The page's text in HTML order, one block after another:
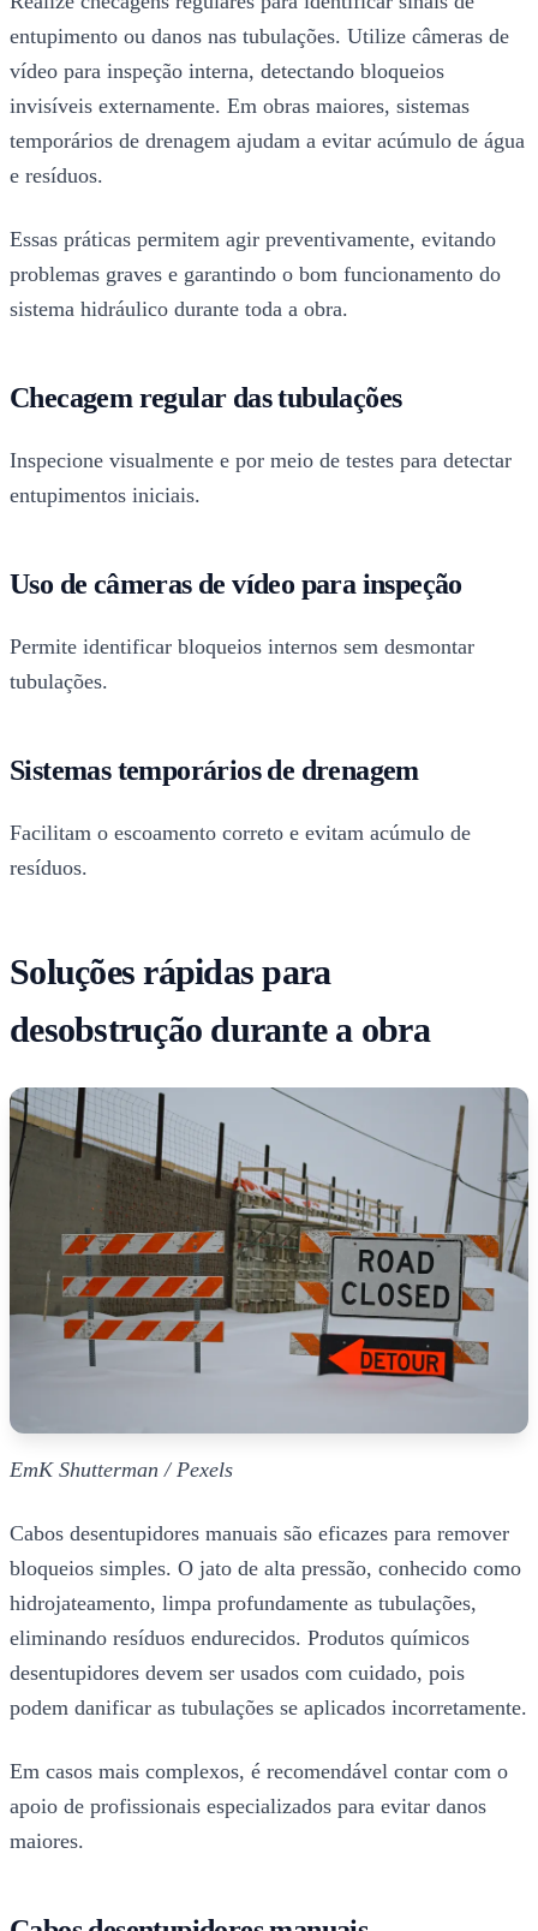
entupimento ou danos nas tubulações. Utilize câmeras de
vídeo para inspeção interna, detectando bloqueios
invisíveis externamente. Em obras maiores, sistemas
temporários de drenagem ajudam a evitar acúmulo de água
e resíduos.
Essas práticas permitem agir preventivamente, evitando
problemas graves e garantindo o bom funcionamento do
sistema hidráulico durante toda a obra.
Checagem regular das tubulações
Inspecione visualmente e por meio de testes para detectar
entupimentos iniciais.
Uso de câmeras de vídeo para inspeção
Permite identificar bloqueios internos sem desmontar
tubulações.
Sistemas temporários de drenagem
Facilitam o escoamento correto e evitam acúmulo de
resíduos.
Soluções rápidas para
desobstrução durante a obra
EmK Shutterman / Pexels
Cabos desentupidores manuais são eficazes para remover
bloqueios simples. O jato de alta pressão, conhecido como
hidrojateamento, limpa profundamente as tubulações,
eliminando resíduos endurecidos. Produtos químicos
desentupidores devem ser usados com cuidado, pois
podem danificar as tubulações se aplicados incorretamente.
Em casos mais complexos, é recomendável contar com o
apoio de profissionais especializados para evitar danos
maiores.